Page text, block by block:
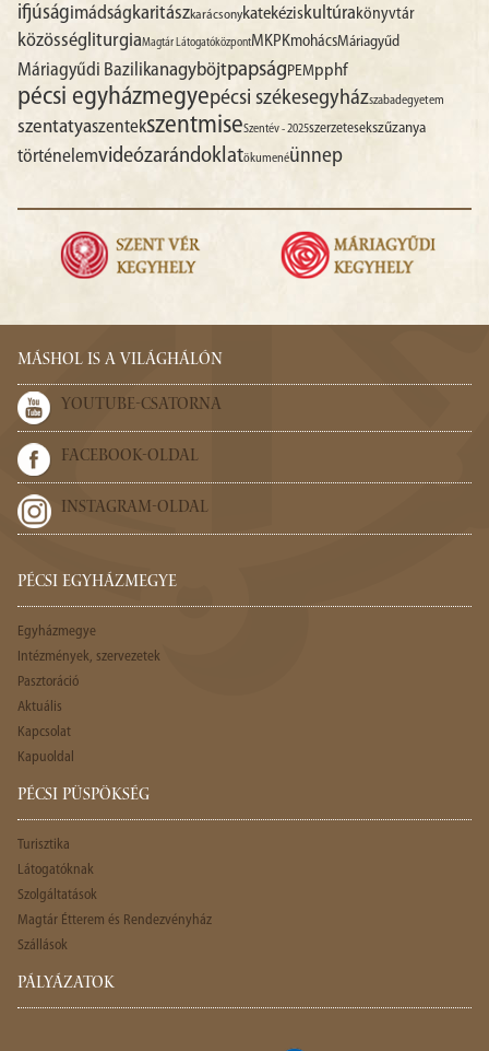
ifjúságimádságkaritászkarácsonykatekéziskultúrakönyvtár
közösségliturgiaMagtár LátogatóközpontMKPKmohácsMáriagyűd
Máriagyűdi BazilikanagyböjtpapságPEMpphf
pécsi egyházmegyepécsi székesegyházszabadegyetem
szentatyaszentekszentmiseSzentév - 2025szerzetesekszűzanya
történelemvideózarándoklatökumenéünnep
MÁSHOL IS A VILÁGHÁLÓN
YOUTUBE-CSATORNA
FACEBOOK-OLDAL
INSTAGRAM-OLDAL
PÉCSI EGYHÁZMEGYE
Egyházmegye
Intézmények, szervezetek
Pasztoráció
Aktuális
Kapcsolat
Kapuoldal
PÉCSI PÜSPÖKSÉG
Turisztika
Látogatóknak
Szolgáltatások
Magtár Étterem és Rendezvényház
Szállások
PÁLYÁZATOK